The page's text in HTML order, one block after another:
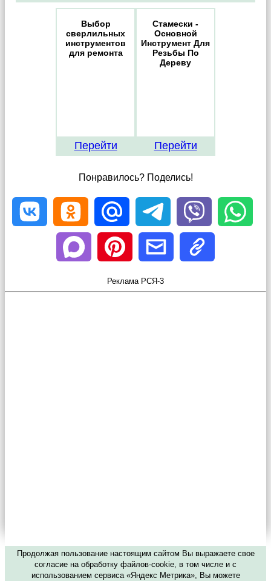
Выбор
сверлильных
инструментов
для ремонта
Перейти
Стамески -
Основной
Инструмент Для
Резьбы По
Дереву
Перейти
Понравилось? Поделись!
Реклама РСЯ-3
Продолжая пользование настоящим сайтом Вы выражаете свое
согласие на обработку файлов-cookie, в том числе и с
использованием сервиса «Яндекс Метрика», Вы можете